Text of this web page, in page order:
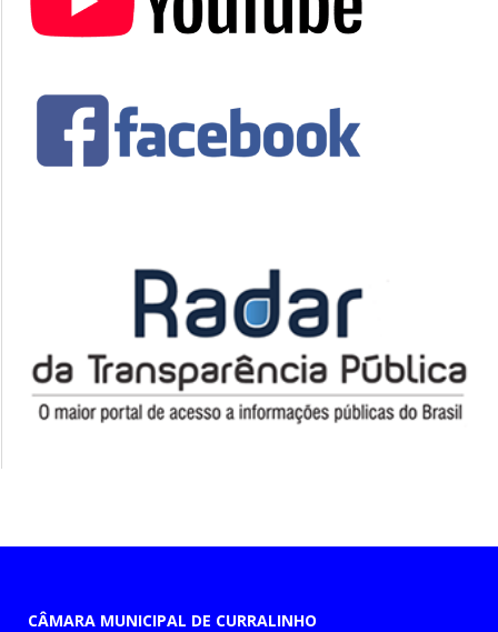
CÂMARA MUNICIPAL DE CURRALINHO